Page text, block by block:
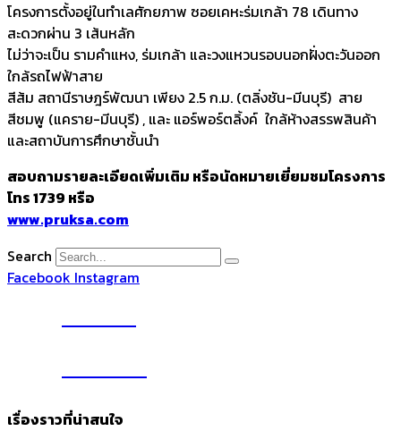
โครงการตั้งอยู่ในทำเลศักยภาพ ซอยเคหะร่มเกล้า 78 เดินทาง
สะดวกผ่าน 3 เส้นหลัก
ไม่ว่าจะเป็น รามคำแหง, ร่มเกล้า และวงแหวนรอบนอกฝั่งตะวันออก
ใกล้รถไฟฟ้าสาย
สีส้ม สถานีราษฎร์พัฒนา เพียง 2.5 ก.ม. (ตลิ่งชัน-มีนบุรี) สาย
สีชมพู (แคราย-มีนบุรี) , และ แอร์พอร์ตลิ้งค์ ใกล้ห้างสรรพสินค้า
และสถาบันการศึกษาชั้นนำ
สอบถามรายละเอียดเพิ่มเติม หรือนัดหมายเยี่ยมชมโครงการ
โทร 1739 หรือ
www.pruksa.com
Search
Facebook Instagram
YouTube
Subscribe
เรื่องราวที่น่าสนใจ